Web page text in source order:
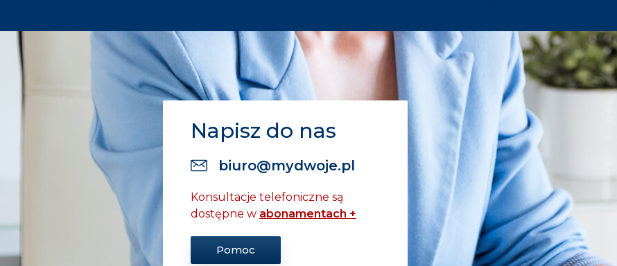
Napisz do nas
biuro@mydwoje.pl
Konsultacje telefoniczne są
dostępne w abonamentach +
Pomoc